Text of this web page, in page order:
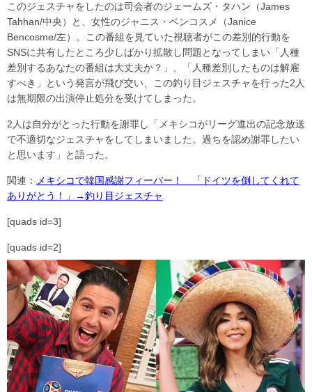
このジェスチャをしたのは司会者のジェームズ・タハン（James
Tahhan/中央）と、女性のジャニス・ベンコスメ（Janice
Bencosme/左）。この番組を見ていた視聴者がこの差別的行動を
SNSに共有したところ少しばかり拡散し問題となってしまい「人種
差別するあなたの番組は大丈夫か？」、「人種差別したものは解雇
すべき」という発言が飛び交い、この釣り目ジェスチャを行った2人
は無期限の出演停止処分を受けてしまった。
2人は自分がとった行動を謝罪し「メキシコがリーグ進出の記念放送
で不適切なジェスチャをしてしまいました。過ちを認め謝罪したい
と思います」と語った。
関連： メキシコで韓国感謝フィーバー！ 「ドイツを倒してくれて
ありがとう！」→釣り目ジェスチャ
[quads id=3]
[quads id=2]